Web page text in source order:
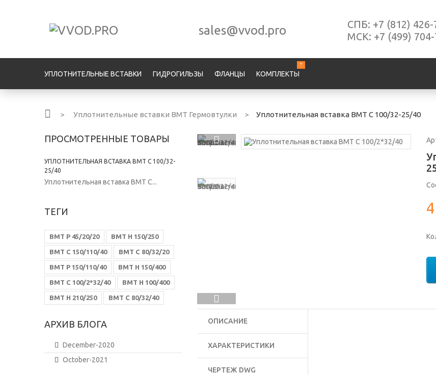
sales@vvod.pro СПБ: +7 (812)
МСК: +7 (499)
УПЛОТНИТЕЛЬНЫЕ ВСТАВКИ ГИДРОГИЛЬЗЫ ФЛАНЦЫ КОМПЛЕКТЫ
!!
> Уплотнительные вставки ВМТ Гермовтулки > Уплотнительная вставка ВМТ С 100/32-25/40
ОПИСАНИЕ
ХАРАКТЕРИСТИКИ
ЧЕРТЕЖ DWG
ПРОСМОТРЕННЫЕ ТОВАРЫ
УПЛОТНИТЕЛЬНАЯ ВСТАВКА ВМТ С 100/32-
25/40
Уплотнительная вставка ВМТ С...
ТЕГИ
ВМТ Р 45/20/20 ВМТ Н 150/250
ВМТ С 150/110/40 ВМТ С 80/32/20
ВМТ Р 150/110/40 ВМТ Н 150/400
ВМТ С 100/2*32/40 ВМТ Н 100/400
ВМТ Н 210/250 ВМТ С 80/32/40
АРХИВ БЛОГА
December-2020
October-2021